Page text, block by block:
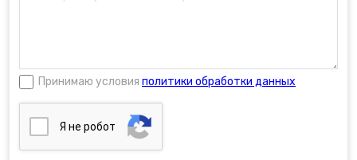
Принимаю условия политики обработки данных
Я нe poбoт